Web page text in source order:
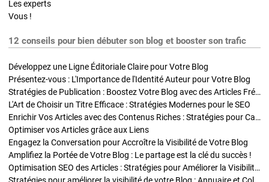
Les experts
Vous !
12 conseils pour bien débuter son blog et booster son trafic
Développez une Ligne Éditoriale Claire pour Votre Blog
Présentez-vous : L'Importance de l'Identité Auteur pour Votre Blog
Stratégies de Publication : Boostez Votre Blog avec des Articles Fréquents et Exclusifs
L'Art de Choisir un Titre Efficace : Stratégies Modernes pour le SEO
Enrichir Vos Articles avec des Contenus Riches : Stratégies pour Captiver et Optimiser
Optimiser vos Articles grâce aux Liens
Engagez la Conversation pour Accroître la Visibilité de Votre Blog
Amplifiez la Portée de Votre Blog : Le partage est la clé du succès !
Optimisation SEO des Articles : Stratégies pour Améliorer la Visibilité de Votre Blog